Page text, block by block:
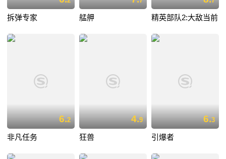
拆弹专家 艋舺 精英部队2:大敌当前
6.2
非凡任务
4.9
狂兽
6.3
引爆者